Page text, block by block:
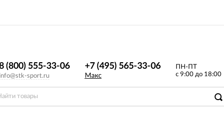
(800) 555-33-06
sport.ru
+7 (495) 565-33-06
Макс
ПН-ПТ
с 9:00 до 18:00